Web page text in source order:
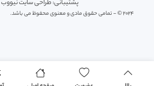
پشتیبانی: طراحی سایت نیووب
2024 © - تمامی حقوق مادی و معنوی محفوظ می باشد.